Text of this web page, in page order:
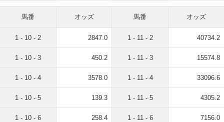
馬番 オッズ
1 - 10 - 2 2847.0
1 - 10 - 3 450.2
1 - 10 - 4 3578.0
1 - 10 - 5 139.3
1 - 10 - 6 258.4
馬番 オッズ
1 - 11 - 2 40734.2
1 - 11 - 3 15574.8
1 - 11 - 4 33096.6
1 - 11 - 5 4305.2
1 - 11 - 6 7156.0